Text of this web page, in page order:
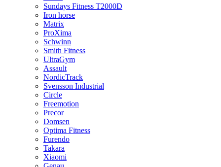
Sundays Fitness T2000D
Iron horse
Matrix
ProXima
Schwinn
Smith Fitness
UltraGym
Assault
NordicTrack
Svensson Industrial
Circle
Freemotion
Precor
Domsen
Optima Fitness
Furendo
Takara
Xiaomi